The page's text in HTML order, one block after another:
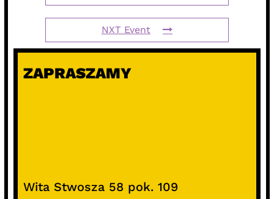
NXT Event
ZAPRASZAMY
Wita Stwosza 58 pok. 109